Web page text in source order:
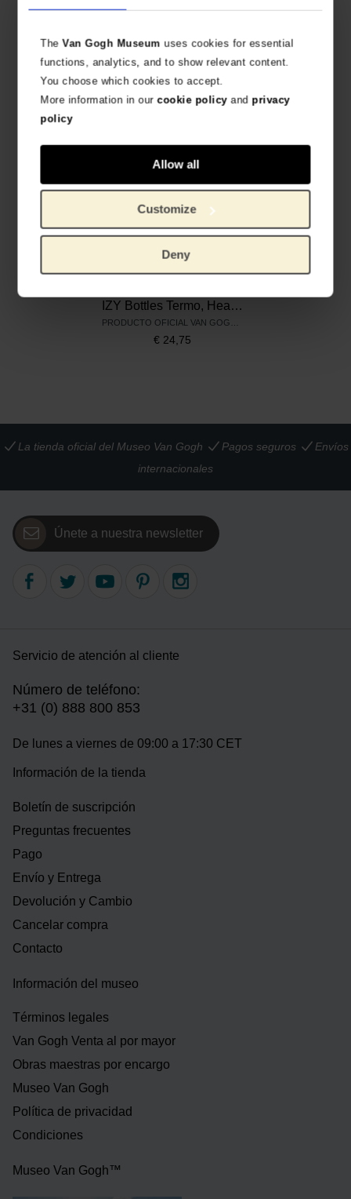
TheVan Gogh Museum uses cookies for essential
functions, analytics, and to show relevant content.
You choose which cookies to accept.
More information in ourcookie policyand privacy
policy
Allow all
Customize
Deny
Taza Girasoles, Vincent van Gogh
PRODUCTO OFICIAL DEL MUSEO VAN GOGH
IZY Bottles Termo, Head of a Skeleton with a Burning Cigarette
€ 24,75
La tienda oficial del Museo Van Gogh Pagos seguros
Envíos
internacionales
Únete a nuestra newsletter
Servicio de atención al cliente
Número de teléfono:
+31 (0) 888 800 853
De lunes a viernes de 09:00 a 17:30 CET
Información de la tienda
Boletín de suscripción
Preguntas frecuentes
Pago
Envío y Entrega
Devolución y Cambio
Cancelar compra
Contacto
Información del museo
Términos legales
Van Gogh Venta al por mayor
Obras maestras por encargo
Museo Van Gogh
Política de privacidad
Condiciones
Museo Van Gogh™